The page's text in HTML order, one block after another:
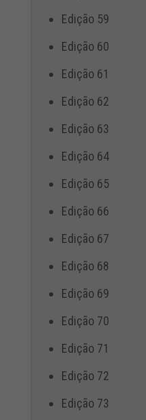
Edição 59
Edição 60
Edição 61
Edição 62
Edição 63
Edição 64
Edição 65
Edição 66
Edição 67
Edição 68
Edição 69
Edição 70
Edição 71
Edição 72
Edição 73